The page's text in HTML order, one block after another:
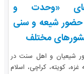
«وحدت و
حضور شیعه و سنی
مختلف
شیعیان و اهل سنت در
کویته، کراچی، اسلام